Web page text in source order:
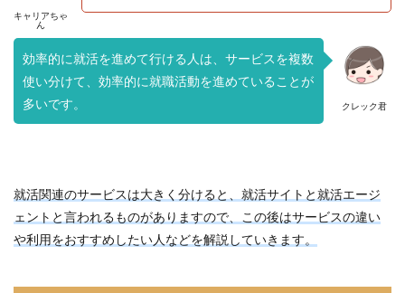
キャリアちゃ
ん
クレック君
効率的に就活を進めて行ける人は、サービスを複数
使い分けて、効率的に就職活動を進めていることが
多いです。
就活関連のサービスは大きく分けると、就活サイトと就活エージ
ェントと言われるものがありますので、この後はサービスの違い
や利用をおすすめしたい人などを解説していきます。